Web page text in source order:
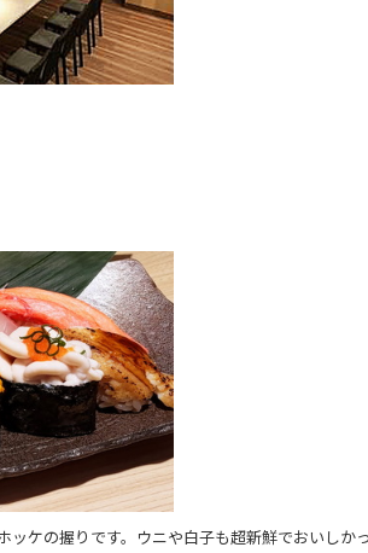
ケの握りです。ウニや白子も超新鮮でおいしか